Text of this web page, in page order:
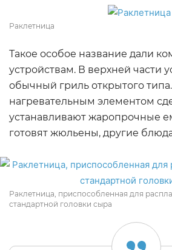
Раклетница
Такое особое название дали
устройствам. В верхней части
обычный гриль открытого
нагревательным элементом
устанавливают жаропрочные
готовят жюльены, другие
Раклетница, приспособленная для
стандартной головки сыра